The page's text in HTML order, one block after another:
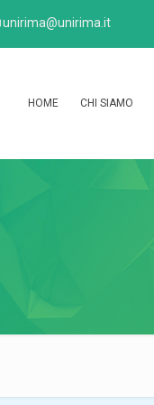
unirima@unirima.it
HOME CHI SIAMO